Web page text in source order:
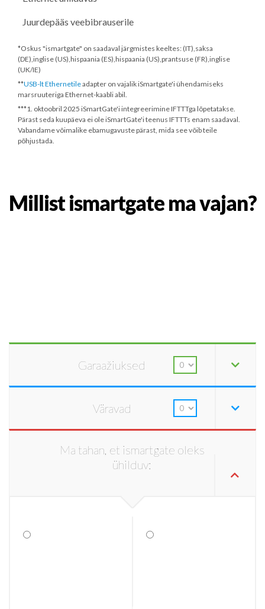
Juurdepääs veebibrauserile
*Oskus "ismartgate" on saadaval järgmistes keeltes: (IT),saksa
(DE),inglise (US),hispaania (ES),hispaania (US),prantsuse (FR),inglise
(UK/IE)
**USB-lt Ethernetileadapter on vajalik iSmartgate'i ühendamiseks
marsruuteriga Ethernet-kaabli abil.
***1. oktoobril 2025 iSmartGate'i integreerimine IFTTTga lõpetatakse.
Pärast seda kuupäeva ei ole iSmartGate'i teenus IFTTTs enam saadaval.
Vabandame võimalike ebamugavuste pärast, mida see võib teile
põhjustada.
Millist ismartgate ma vajan?
Garaažiuksed
Väravad
Ma tahan, et ismartgate oleks
ühilduv: